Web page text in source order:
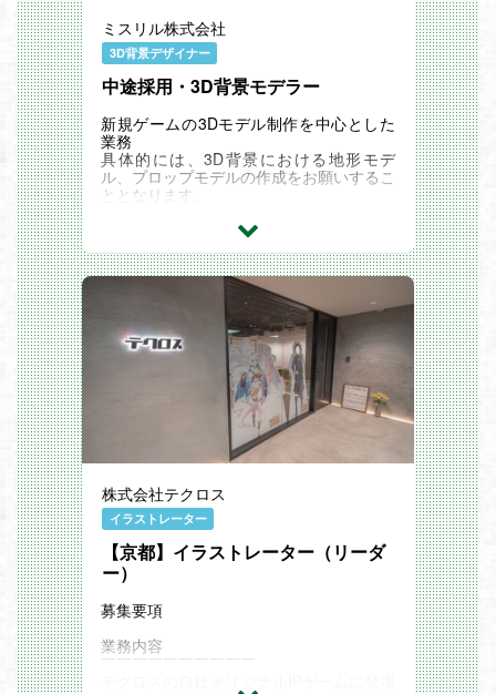
ミスリル株式会社
3D背景デザイナー
中途採用・3D背景モデラー
新規ゲームの3Dモデル制作を中心とした
業務
具体的には、3D背景における地形モデ
ル、プロップモデルの作成をお願いするこ
ととなります。
組織としての上下関係が存在せず、お互い
を尊重した良い関係の雰囲気です。
ゲームを創ることに対して情熱的な組織の
中で自己の成長を実感できます。
株式会社テクロス
イラストレーター
【京都】イラストレーター（リーダ
ー）
募集要項
業務内容
￣￣￣￣￣￣￣￣￣￣